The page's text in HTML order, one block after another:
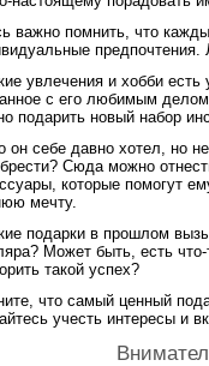
важно помнить, что
увлечения и хобби
с его любимым
подарить новый набор
он себе давно хотел, но
Сюда можно
которые помогут
мечту.
подарки в прошлом
Может быть, есть
такой успех?
что самый ценный
учесть интересы и